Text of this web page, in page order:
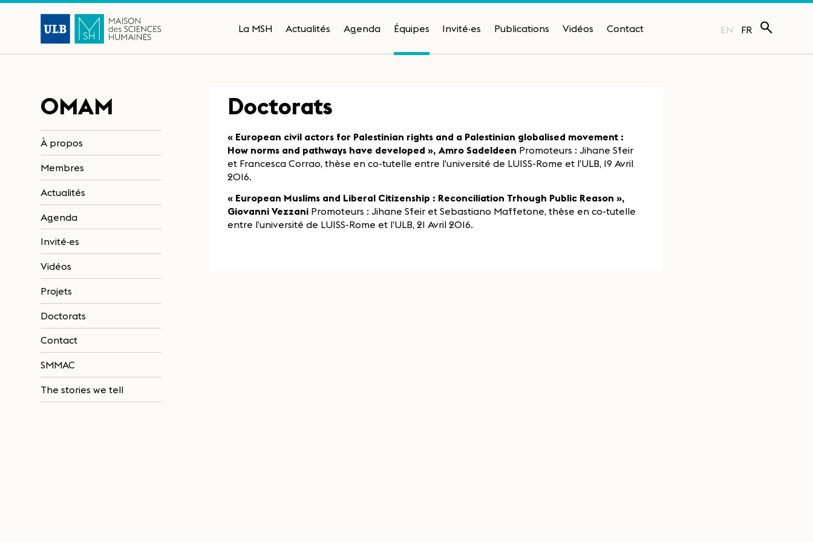
La MSH Actualités Agenda Équipes Invité·es Publications Vidéos Contact EN FR
OMAM
À propos
Membres
Actualités
Agenda
Invité·es
Vidéos
Projets
Doctorats
Contact
SMMAC
The stories we tell
Doctorats
« European civil actors for Palestinian rights and a Palestinian globalised movement :
How norms and pathways have developed », Amro Sadeldeen Promoteurs : Jihane Sfeir
et Francesca Corrao, thèse en co-tutelle entre l’université de LUISS-Rome et l’ULB, 19 Avril
2016.
« European Muslims and Liberal Citizenship : Reconciliation Trhough Public Reason »,
Giovanni Vezzani Promoteurs : Jihane Sfeir et Sebastiano Maffetone, thèse en co-tutelle
entre l’université de LUISS-Rome et l’ULB, 21 Avril 2016.